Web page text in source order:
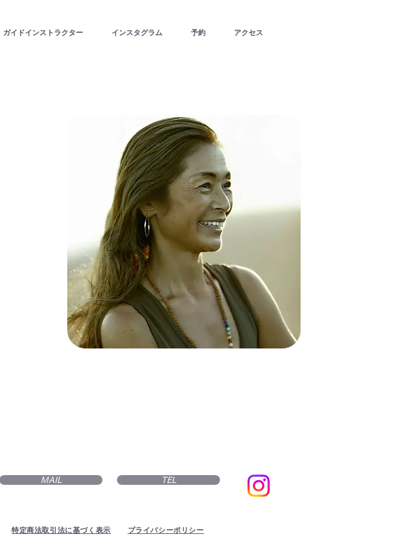
ガイドインストラクター インスタグラム 予約 アクセス
MAIL TEL
特定商法取引法に基づく表示 プライバシーポリシー